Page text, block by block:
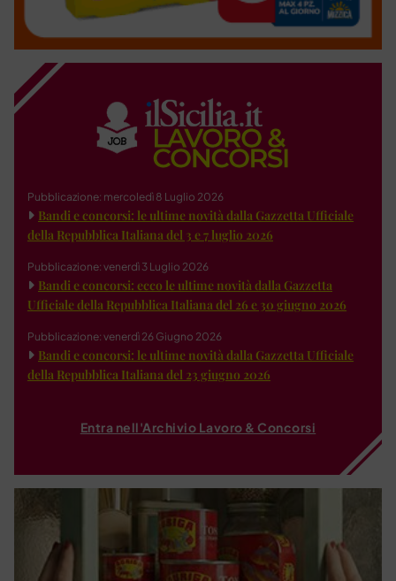
Pubblicazione: mercoledì 8 Luglio 2026
Bandi e concorsi: le ultime novità dalla Gazzetta Ufficiale
della Repubblica Italiana del 3 e 7 luglio 2026
Pubblicazione: venerdì 3 Luglio 2026
Bandi e concorsi: ecco le ultime novità dalla Gazzetta
Ufficiale della Repubblica Italiana del 26 e 30 giugno 2026
Pubblicazione: venerdì 26 Giugno 2026
Bandi e concorsi: le ultime novità dalla Gazzetta Ufficiale
della Repubblica Italiana del 23 giugno 2026
Entra nell'Archivio Lavoro & Concorsi